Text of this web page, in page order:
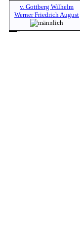
v. Gottberg Wilhelm
Werner Friedrich August